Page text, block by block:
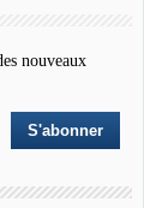
nouveaux